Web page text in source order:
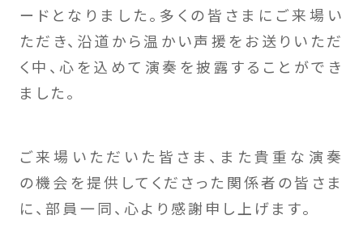
ードとなりました。多くの皆さまにご来場い
ただき、沿道から温かい声援をお送りいただ
く中、心を込めて演奏を披露することができ
ました。
ご来場いただいた皆さま、また貴重な演奏
の機会を提供してくださった関係者の皆さま
に、部員一同、心より感謝申し上げます。